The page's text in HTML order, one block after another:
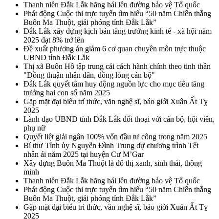
Thanh niên Đắk Lắk hăng hái lên đường bảo vệ Tổ quốc
Phát động Cuộc thi trực tuyến tìm hiểu “50 năm Chiến thắng
Buôn Ma Thuột, giải phóng tỉnh Đắk Lắk”
Đắk Lắk xây dựng kịch bản tăng trưởng kinh tế - xã hội năm
2025 đạt 8% trở lên
Đề xuất phương án giảm 6 cơ quan chuyên môn trực thuộc
UBND tỉnh Đắk Lắk
Thị xã Buôn Hồ tập trung cải cách hành chính theo tinh thần
"Đồng thuận nhân dân, đồng lòng cán bộ"
Đắk Lắk quyết tâm huy động nguồn lực cho mục tiêu tăng
trưởng hai con số năm 2025
Gặp mặt đại biểu trí thức, văn nghệ sĩ, báo giới Xuân Ất Tỵ
2025
Lãnh đạo UBND tỉnh Đắk Lắk đối thoại với cán bộ, hội viên,
phụ nữ
Quyết liệt giải ngân 100% vốn đầu tư công trong năm 2025
Bí thư Tỉnh ủy Nguyễn Đình Trung dự chương trình Tết
nhân ái năm 2025 tại huyện Cư M’Gar
Xây dựng Buôn Ma Thuột là đô thị xanh, sinh thái, thông
minh
Thanh niên Đắk Lắk hăng hái lên đường bảo vệ Tổ quốc
Phát động Cuộc thi trực tuyến tìm hiểu “50 năm Chiến thắng
Buôn Ma Thuột, giải phóng tỉnh Đắk Lắk”
Gặp mặt đại biểu trí thức, văn nghệ sĩ, báo giới Xuân Ất Tỵ
2025